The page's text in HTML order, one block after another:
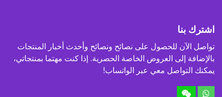
اشترك بنا
تواصل الآن للحصول على نصائح ونصائح وأحدث أخبار المنتجات
بالإضافة إلى العروض الخاصة الحصرية. إذا كنت مهتما بمنتجاتي،
يمكنك التواصل معي عبر الواتساب!